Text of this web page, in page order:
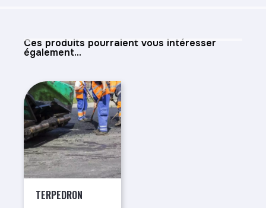
Ces produits pourraient vous intéresser
également...
TERPEDRON